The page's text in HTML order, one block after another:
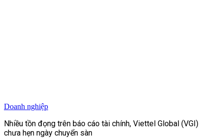
Doanh nghiệp
Nhiều tồn đọng trên báo cáo tài chính, Viettel Global (VGI)
chưa hẹn ngày chuyển sàn